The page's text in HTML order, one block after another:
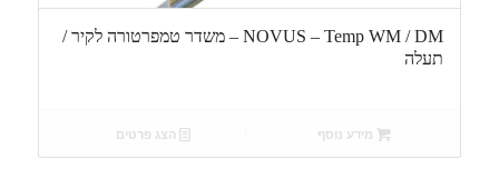
NOVUS – Temp WM / DM – משדר טמפרטורה לקיר /
תעלה
מידע נוסף הצג פרטים